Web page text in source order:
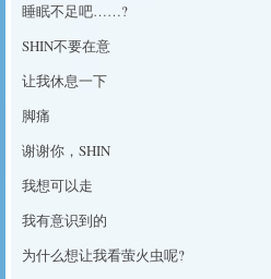
睡眠不足吧……?
SHIN不要在意
让我休息一下
脚痛
谢谢你，SHIN
我想可以走
我有意识到的
为什么想让我看萤火虫呢?